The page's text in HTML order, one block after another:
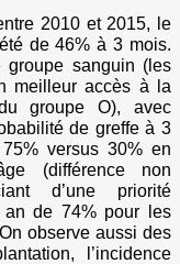
2010 et 2015, le
de 46% à 3 mois.
groupe sanguin (les
meilleur accès à la
groupe O), avec
de greffe à 3
versus 30% en
(différence non
d’une priorité
an de 74% pour les
observe aussi des
l’incidence